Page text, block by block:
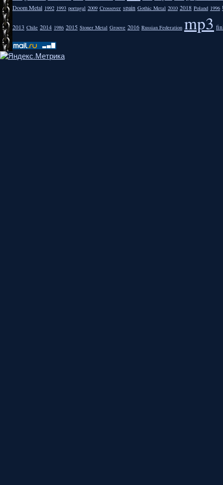
Doom Metal 1992 1993 portugal 2009 Crossover spain Gothic Metal 2010 2018 Poland 1996
2013 Chile 2014 1986 2015 Stoner Metal Groove 2016 Russian Federation mp3